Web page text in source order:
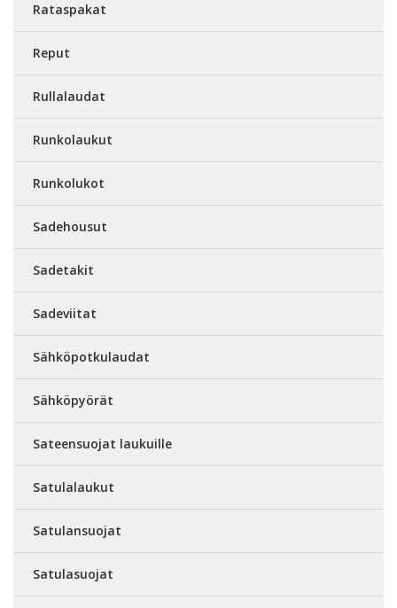
Rataspakat
Reput
Rullalaudat
Runkolaukut
Runkolukot
Sadehousut
Sadetakit
Sadeviitat
Sähköpotkulaudat
Sähköpyörät
Sateensuojat laukuille
Satulalaukut
Satulansuojat
Satulasuojat